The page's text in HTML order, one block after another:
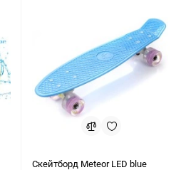
Скейтборд Meteor LED blue